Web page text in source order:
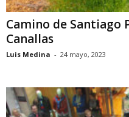
Camino de Santiago
Canallas
Luis Medina - 24 mayo, 2023